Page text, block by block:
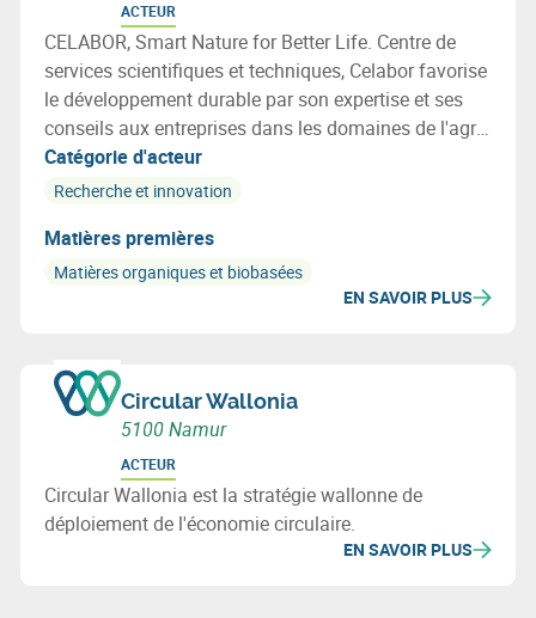
ACTEUR
CELABOR, Smart Nature for Better Life. Centre de
services scientifiques et techniques, Celabor favorise
le développement durable par son expertise et ses
conseils aux entreprises dans les domaines de l'agro-
alimentaire (FOOD), de la valorisation de la
biomasse (EXTRACT), de l’environnement
emballage, textile et applications bio-basées).
Catégorie d'acteur
Recherche et innovation
Matières premières
Matières organiques et biobasées
EN SAVOIR PLUS
Circular Wallonia
5100 Namur
ACTEUR
Circular Wallonia est la stratégie wallonne de
déploiement de l'économie circulaire.
EN SAVOIR PLUS